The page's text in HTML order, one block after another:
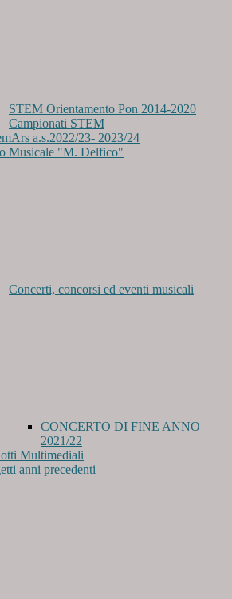
STEM Orientamento Pon 2014-2020
Campionati STEM
a.s.2022/23- 2023/24
Musicale "M. Delfico"
Concerti, concorsi ed eventi musicali
CONCERTO DI FINE ANNO
2021/22
Multimediali
anni precedenti